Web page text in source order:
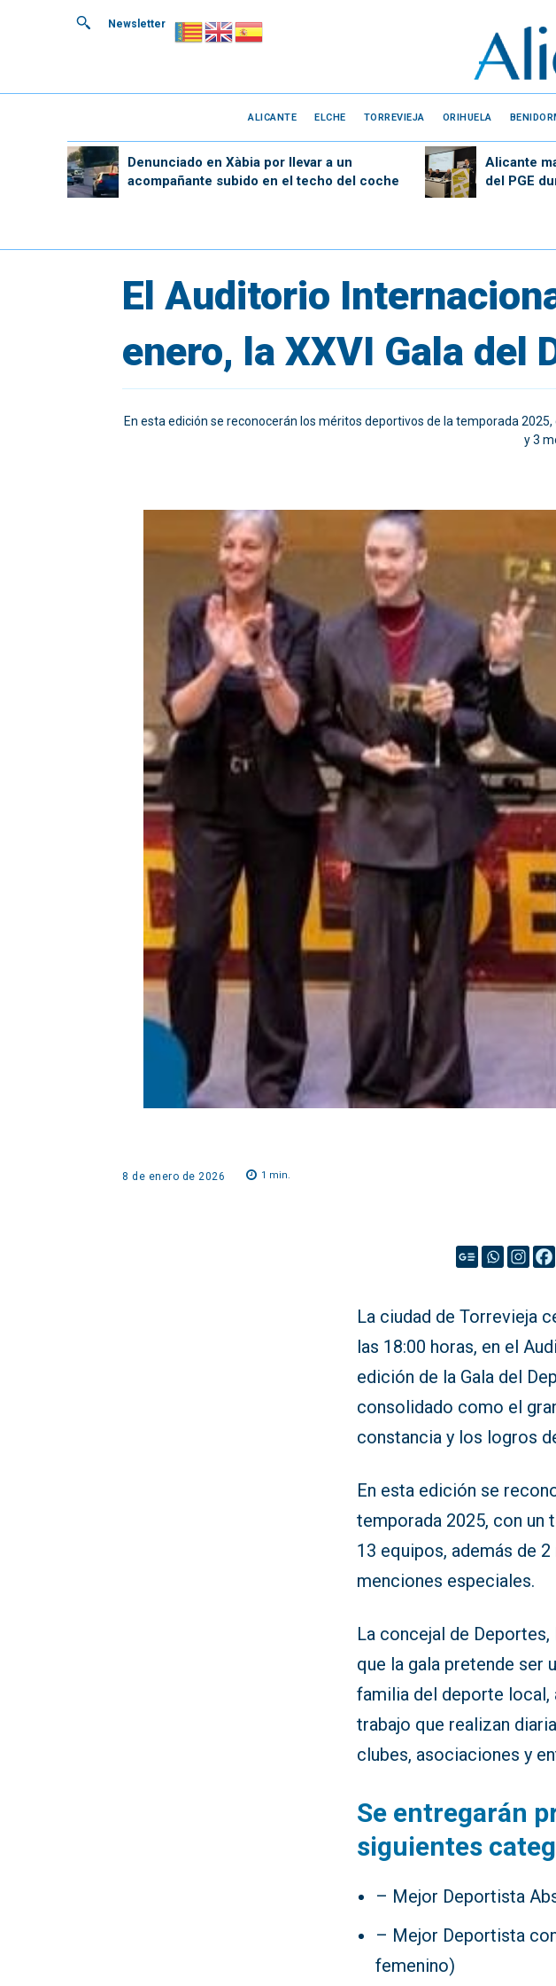
Newsletter
ALICANTE ELCHE TORREVIEJA ORIHUELA
Denunciado en Xàbia por llevar a un
acompañante subido en el techo del coche
Alicante
del PGE
El Auditorio
enero, la XXVI Gala del
En esta edición se reconocerán los méritos deportivos de la temporada
y 3
8 de enero de 2026 1 min.
La ciudad de Torrevieja
las 18:00 horas, en el
edición de la Gala del
consolidado como el
constancia y los logros
En esta edición se
temporada 2025, con un
13 equipos, además de
menciones especiales.
La concejal de
que la gala pretende ser
familia del deporte
trabajo que realizan
clubes, asociaciones y
Se entregarán
siguientes
– Mejor Deportista
– Mejor Deportista
femenino)